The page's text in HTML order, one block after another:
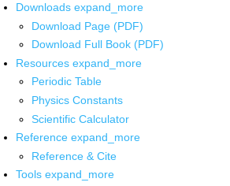
Downloads expand_more
Download Page (PDF)
Download Full Book (PDF)
Resources expand_more
Periodic Table
Physics Constants
Scientific Calculator
Reference expand_more
Reference & Cite
Tools expand_more